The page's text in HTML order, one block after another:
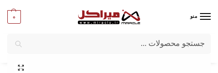
منو 0
میراکل/لپ تاپ/برند لپ تاپ